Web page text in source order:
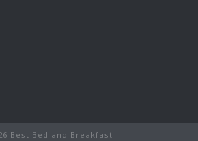
Best Bed and Breakfast